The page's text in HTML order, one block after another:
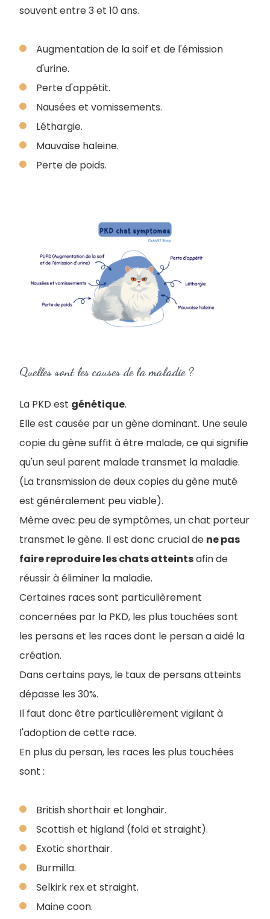
souvent entre 3 et 10 ans.
Augmentation de la soif et de l'émission
d'urine.
Perte d'appétit.
Nausées et vomissements.
Léthargie.
Mauvaise haleine.
Perte de poids.
Quelles sont les causes de la maladie ?
La PKD est génétique.
Elle est causée par un gène dominant. Une seule
copie du gène suffit à être malade, ce qui signifie
qu'un seul parent malade transmet la maladie.
(La transmission de deux copies du gène muté
est généralement peu viable).
Même avec peu de symptômes, un chat porteur
transmet le gène. Il est donc crucial de ne pas
faire reproduire les chats atteintsafin de
réussir à éliminer la maladie.
Certaines races sont particulièrement
concernées par la PKD, les plus touchées sont
les persans et les races dont le persan a aidé la
création.
Dans certains pays, le taux de persans atteints
dépasse les 30%.
Il faut donc être particulièrement vigilant à
l'adoption de cette race.
En plus du persan, les races les plus touchées
sont :
British shorthair et longhair.
Scottish et higland (fold et straight).
Exotic shorthair.
Burmilla.
Selkirk rex et straight.
Maine coon.